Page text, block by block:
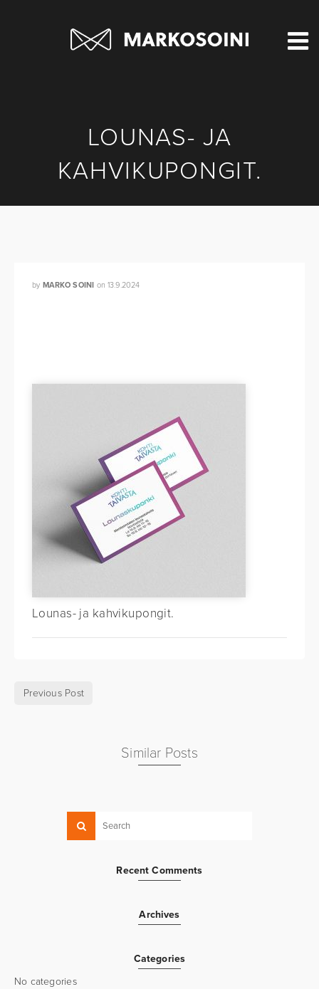
LOUNAS- JA
KAHVIKUPONGIT.
by MARKO SOINI on 13.9.2024
Lounas- ja kahvikupongit.
Previous Post
Similar Posts
Recent Comments
Archives
Categories
No categories